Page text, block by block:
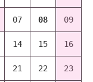
07 08 09
14 15 16
21 22 23